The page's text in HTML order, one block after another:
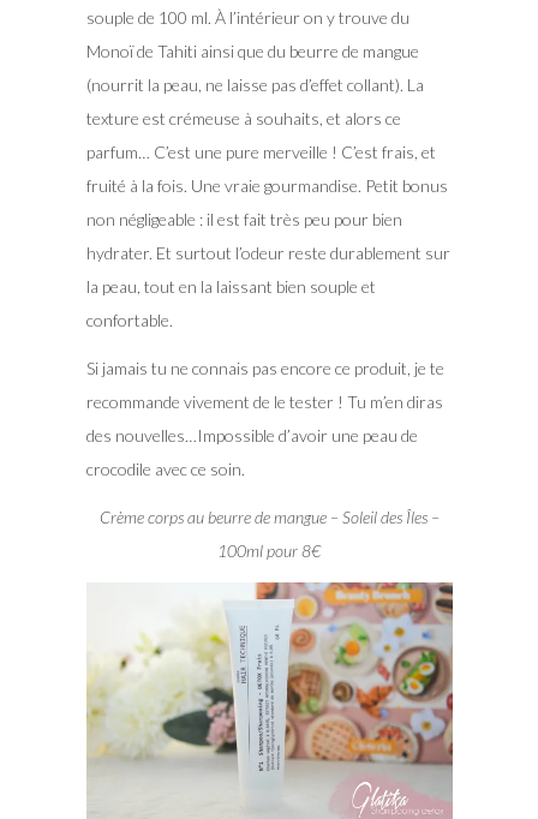
souple de 100 ml. À l’intérieur on y trouve du
Monoï de Tahiti ainsi que du beurre de mangue
(nourrit la peau, ne laisse pas d’effet collant). La
texture est crémeuse à souhaits, et alors ce
parfum… C’est une pure merveille ! C’est frais, et
fruité à la fois. Une vraie gourmandise. Petit bonus
non négligeable : il est fait très peu pour bien
hydrater. Et surtout l’odeur reste durablement sur
la peau, tout en la laissant bien souple et
confortable.
Si jamais tu ne connais pas encore ce produit, je te
recommande vivement de le tester ! Tu m’en diras
des nouvelles…Impossible d’avoir une peau de
crocodile avec ce soin.
Crème corps au beurre de mangue – Soleil des Îles –
100ml pour 8€